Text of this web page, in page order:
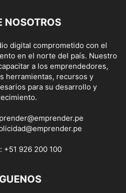
NOSOTROS
digital comprometido con el
en el norte del país. Nuestro
a los emprendedores,
herramientas, recursos y
para su desarrollo y
+51 926 200 100